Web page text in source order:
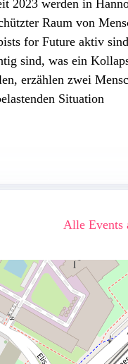
2023 werden in
Raum von
for Future aktiv
sind, was ein
erzählen zwei
Situation
Alle Events